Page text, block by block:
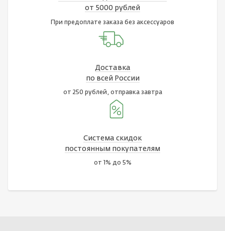
от 5000 рублей
При предоплате заказа без аксессуаров
Доставка
по всей России
от 250 рублей, отправка завтра
Система скидок
постоянным покупателям
от 1% до 5%